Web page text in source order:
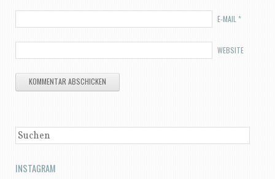
E-MAIL *
WEBSITE
SUCHEN
INSTAGRAM